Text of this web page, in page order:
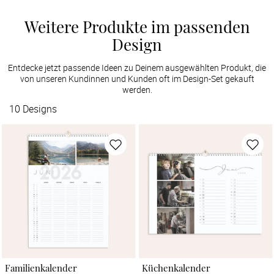
Weitere Produkte im passenden
Design
Entdecke jetzt passende Ideen zu Deinem ausgewählten Produkt, die
von unseren Kundinnen und Kunden oft im Design-Set gekauft
werden.
10 Designs
Familienkalender Küchenkalender